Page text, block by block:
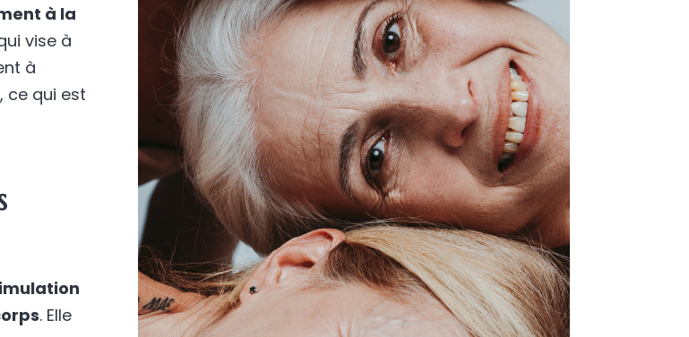
à la
vise à
à
ce qui est
. Elle